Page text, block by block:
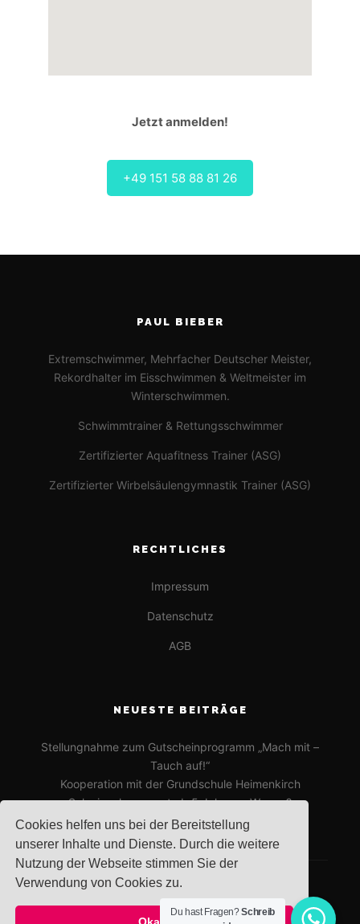
Cookies helfen uns bei der Bereitstellung
unserer Inhalte und Dienste. Durch die weitere
Nutzung der Webseite stimmen Sie der
Verwendung von Cookies zu.
Jetzt anmelden!
+49 151 58 88 81 26
PAUL BIEBER
Extremschwimmer, Mehrfacher Deutscher Meister,
Rekordhalter im Eisschwimmen & Weltmeister im
Winterschwimmen.
Schwimmtrainer & Rettungsschwimmer
Zertifizierter Aquafitness Trainer (ASG)
Zertifizierter Wirbelsäulengymnastik Trainer (ASG)
RECHTLICHES
Impressum
Datenschutz
AGB
NEUESTE BEITRÄGE
Stellungnahme zum Gutscheinprogramm „Mach mit –
Tauch auf!“
Kooperation mit der Grundschule Heimenkirch
Schwimmkurse erst ab 5 Jahren – Warum?
Du hast Fragen?Schreib